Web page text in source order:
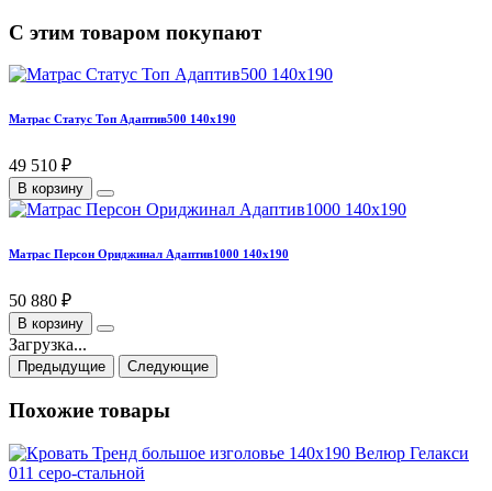
С этим товаром покупают
Матрас Статус Топ Адаптив500 140х190
49 510 ₽
В корзину
Матрас Персон Ориджинал Адаптив1000 140х190
50 880 ₽
В корзину
Загрузка...
Предыдущие Следующие
Похожие товары